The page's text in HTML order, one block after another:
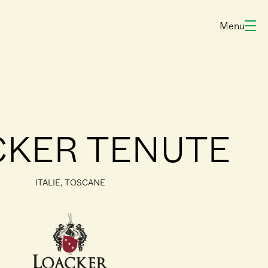
Menu
TENUTE
ITALIE, TOSCANE